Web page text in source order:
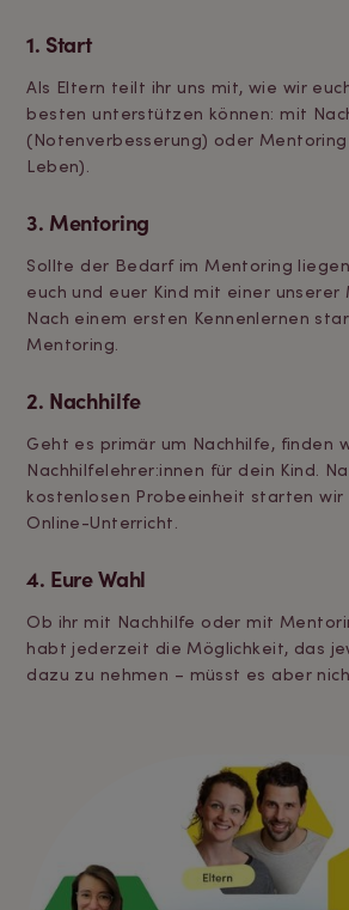
1. Start
Als Eltern teilt ihr uns mit, wie wir
besten unterstützen können: mit
(Notenverbesserung) oder
Leben).
3. Mentoring
Sollte der Bedarf im Mentoring
euch und euer Kind mit einer unserer
Nach einem ersten Kennenlernen
Mentoring.
2. Nachhilfe
Geht es primär um Nachhilfe, finden
Nachhilfelehrer:innen für dein Kind.
kostenlosen Probeeinheit starten
Online-Unterricht.
4. Eure Wahl
Ob ihr mit Nachhilfe oder mit
habt jederzeit die Möglichkeit, das
dazu zu nehmen – müsst es aber